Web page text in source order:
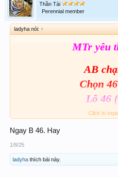
Thần Tài
Perennial member
ladyha nói: ↑
MTr yêu
AB
Chọn
Lô 46
Chúc ace
Click to
Ngay B 46. Hay
1/8/25
ladyha thích bài này.